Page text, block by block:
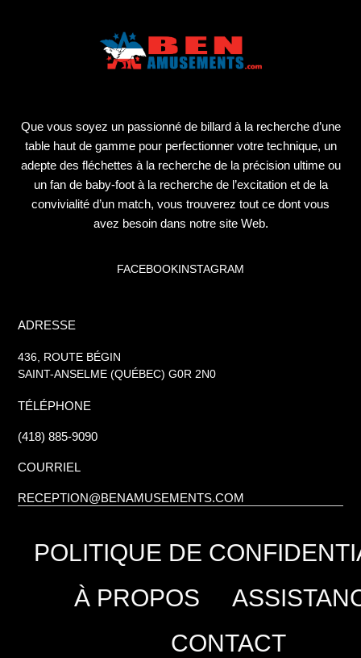
Que vous soyez un passionné de billard à la recherche d’une
table haut de gamme pour perfectionner votre technique, un
adepte des fléchettes à la recherche de la précision ultime ou
un fan de baby-foot à la recherche de l’excitation et de la
convivialité d’un match, vous trouverez tout ce dont vous
avez besoin dans notre site Web.
FACEBOOKINSTAGRAM
ADRESSE
436, ROUTE BÉGIN
SAINT-ANSELME (QUÉBEC) G0R 2N0
TÉLÉPHONE
(418) 885-9090
COURRIEL
RECEPTION@BENAMUSEMENTS.COM
POLITIQUE DE
À PROPOS
CONTACT